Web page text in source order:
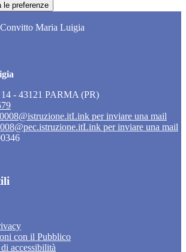
le preferenze
Convitto Maria Luigia
- 43121 PARMA (PR)
Link per inviare una mail
Link per inviare una mail
con il Pubblico
accessibilità